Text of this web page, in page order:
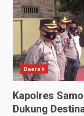
Daerah
Kapolres
Dukung